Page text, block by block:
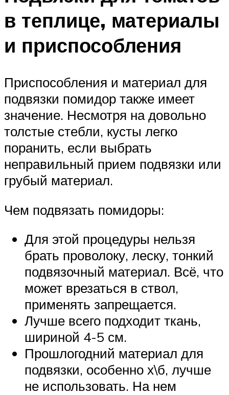
в теплице, материалы
и приспособления
Приспособления и материал для
подвязки помидор также имеет
значение. Несмотря на довольно
толстые стебли, кусты легко
поранить, если выбрать
неправильный прием подвязки или
грубый материал.
Чем подвязать помидоры:
Для этой процедуры нельзя
брать проволоку, леску, тонкий
подвязочный материал. Всё, что
может врезаться в ствол,
применять запрещается.
Лучше всего подходит ткань,
шириной 4-5 см.
Прошлогодний материал для
подвязки, особенно х\б, лучше
не использовать. На нем